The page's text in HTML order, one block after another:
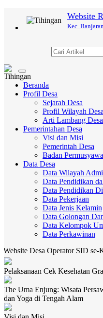
Website
Kec.
Toggle
navigation
Beranda
Profil Desa
Sejarah Desa
Profil Wilayah Desa
Arti Lambang Desa
Pemerintahan Desa
Visi dan Misi
Pemerintah Desa
Badan
Data Desa
Data Wilayah
Data Pendidikan
Data Pendidikan
Data Pekerjaan
Data Jenis Kelamin
Data Golongan
Data Kelompok
Data Perkawinan
Operator SID se-Kabupaten
Pelaksanaan Cek Kesehatan
The Uma Enjung: Wisata
dan Yoga di Tengah Alam